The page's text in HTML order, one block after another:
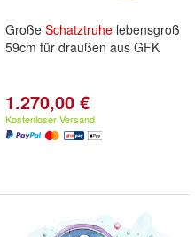
Große Schatztruhe lebensgroß
59cm für draußen aus GFK
1.270,00 €
Kostenloser Versand